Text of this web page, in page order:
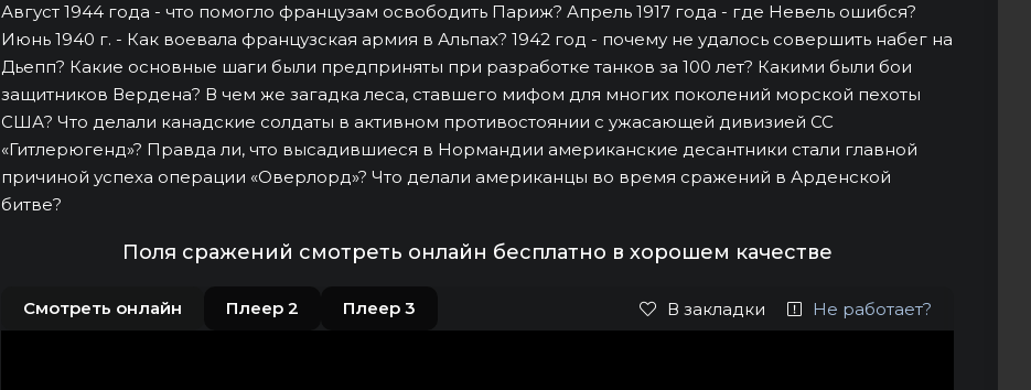
Август 1944 года - что помогло французам освободить Париж? Апрель 1917 года - где Невель ошибся?
Июнь 1940 г. - Как воевала французская армия в Альпах? 1942 год - почему не удалось совершить набег на
Дьепп? Какие основные шаги были предприняты при разработке танков за 100 лет? Какими были бои
защитников Вердена? В чем же загадка леса, ставшего мифом для многих поколений морской пехоты
США? Что делали канадские солдаты в активном противостоянии с ужасающей дивизией СС
«Гитлерюгенд»? Правда ли, что высадившиеся в Нормандии американские десантники стали главной
причиной успеха операции «Оверлорд»? Что делали американцы во время сражений в Арденской
битве?
Поля сражений смотреть онлайн бесплатно в хорошем качестве
Смотреть онлайн Плеер 2 Плеер 3 В закладки Не работает?